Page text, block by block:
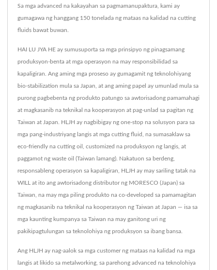
Sa mga advanced na kakayahan sa pagmamanupaktura, kami ay
gumagawa ng hanggang 150 tonelada ng mataas na kalidad na cutting
fluids bawat buwan.
HAI LU JYA HE ay sumusuporta sa mga prinsipyo ng pinagsamang
produksyon-benta at mga operasyon na may responsibilidad sa
kapaligiran. Ang aming mga proseso ay gumagamit ng teknolohiyang
bio-stabilization mula sa Japan, at ang aming papel ay umunlad mula sa
purong pagbebenta ng produkto patungo sa awtorisadong pamamahagi
at magkasanib na teknikal na kooperasyon at pag-unlad sa pagitan ng
Taiwan at Japan. HLJH ay nagbibigay ng one-stop na solusyon para sa
mga pang-industriyang langis at mga cutting fluid, na sumasaklaw sa
eco-friendly na cutting oil, customized na produksyon ng langis, at
paggamot ng waste oil (Taiwan lamang). Nakatuon sa berdeng,
responsableng operasyon sa kapaligiran, HLJH ay may sariling tatak na
WILL at ito ang awtorisadong distributor ng MORESCO (Japan) sa
Taiwan, na may mga piling produkto na co-developed sa pamamagitan
ng magkasanib na teknikal na kooperasyon ng Taiwan at Japan — isa sa
mga kaunting kumpanya sa Taiwan na may ganitong uri ng
pakikipagtulungan sa teknolohiya ng produksyon sa ibang bansa.
Ang HLJH ay nag-aalok sa mga customer ng mataas na kalidad na mga
langis at likido sa metalworking, sa parehong advanced na teknolohiya